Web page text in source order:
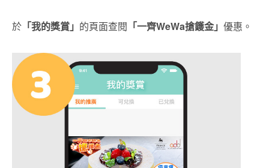
於 「我的獎賞」 的頁面查閱 「一齊WeWa搶鑊金」 優惠。